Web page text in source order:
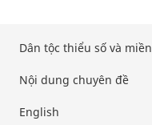
Dân tộc thiểu số và
Nội dung chuyên đề
English